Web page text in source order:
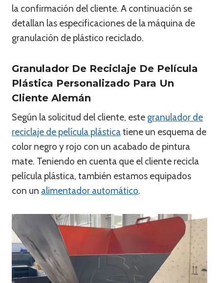
la confirmación del cliente. A continuación se
detallan las especificaciones de la máquina de
granulación de plástico reciclado.
Granulador De Reciclaje De Película
Plástica Personalizado Para Un
Cliente Alemán
Según la solicitud del cliente, este granulador de
reciclaje de película plásticatiene un esquema de
color negro y rojo con un acabado de pintura
mate. Teniendo en cuenta que el cliente recicla
película plástica, también estamos equipados
con un alimentador automático.